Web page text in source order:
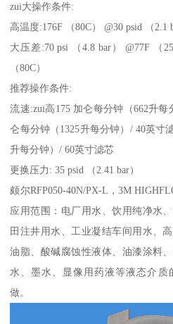
zui大操作条件:
高温度:176F （80C） @30 psid （2.1
大压差:70 psi （4.8 bar） @77F （
（80C）
推荐操作条件:
流速:zui高175 加仑每分钟（662升
仑每分钟（1325升每分钟）/ 40英寸
升每分钟）/ 60英寸滤芯
更换压力: 35 psid （2.41 bar）
颇尔RFP050-40N/PX-L，3M
应用范围：电厂用水、饮用纯净水
田注井用水、工业凝结车间用水、
油脂、酸碱腐蚀性液体、油漆涂料
水、墨水、显像用药液等液态介质
做。